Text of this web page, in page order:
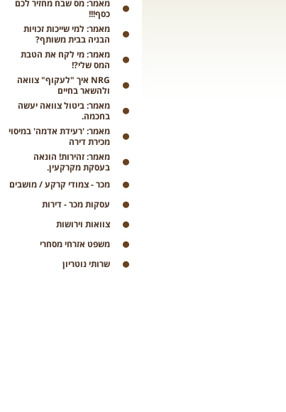
מאמר: מס שבח מחזיר לכם
כסף!!!
מאמר: למי שייכות זכויות
הבניה בבית משותף?
מאמר: מי לקח את הטבת
המס שלי?!
NRG איך "לעקוף" צוואה
ולהשאר בחיים
מאמר: ביטול צוואה יעשה
בחכמה.
מאמר: 'רעידת אדמה' במיסוי
מכירת דירה
מאמר: זהירות! הונאה
בעסקת מקרקעין.
מכר - צמודי קרקע / מושבים
עסקות מכר - דירות
צוואות וירושות
משפט אזרחי מסחרי
שרותי נוטריון